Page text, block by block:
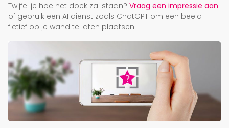
Twijfel je hoe het doek zal staan? Vraag een impressie aan
of gebruik een AI dienst zoals ChatGPT om een beeld
fictief op je wand te laten plaatsen.